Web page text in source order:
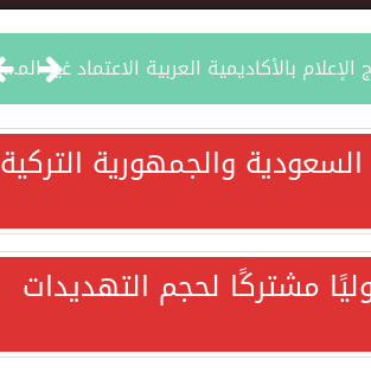
والجمهورية التركية
مشتركًا لحجم التهديدات